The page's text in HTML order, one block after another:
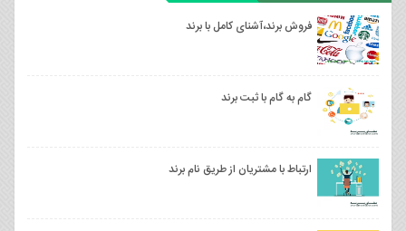
فروش برند،آشنای کامل با برند
گام به گام با ثبت برند
ارتباط با مشتریان از طریق نام برند